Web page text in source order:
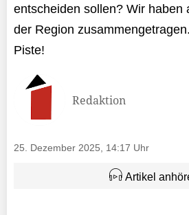
entscheiden sollen? Wir haben
der Region
Piste!
25. Dezember 2025, 14:17 Uhr
Redaktion
Artikel